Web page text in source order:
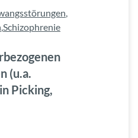
,
,Schizophrenie
(u.a.
Picking,